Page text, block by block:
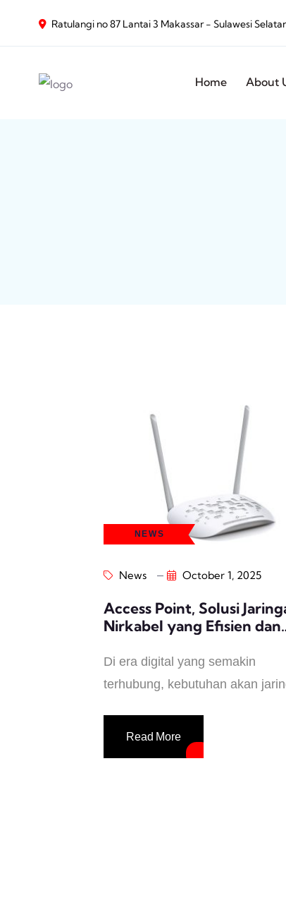
Ratulangi no 87 Lantai 3 Makassar - Sulawesi
Home About
NEWS
News October 1, 2025
Access Point, Solusi
Nirkabel yang Efisien dan
Di era digital yang semakin
terhubung, kebutuhan akan
prioritas utama, terutama di
lingkungan perkantoran, sekolah,
Read More